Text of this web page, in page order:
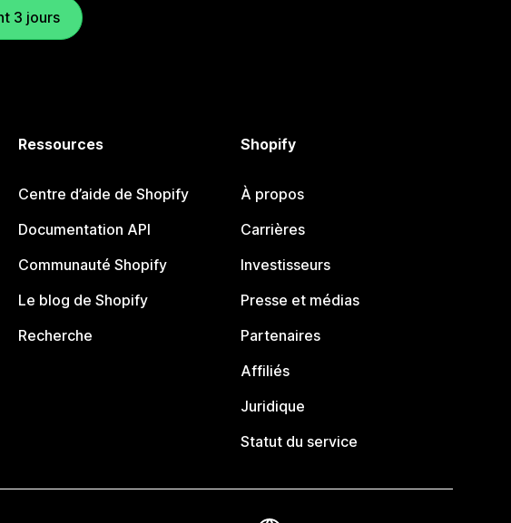
3 jours
Ressources
Centre d’aide de Shopify
Documentation API
Communauté Shopify
Le blog de Shopify
Recherche
Shopify
À propos
Carrières
Investisseurs
Presse et médias
Partenaires
Affiliés
Juridique
Statut du service